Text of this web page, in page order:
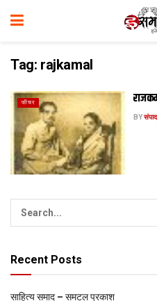
Tag: rajkamal
फीचर
BY
Recent Posts
साहित्य समाद – समटल प्रकाश